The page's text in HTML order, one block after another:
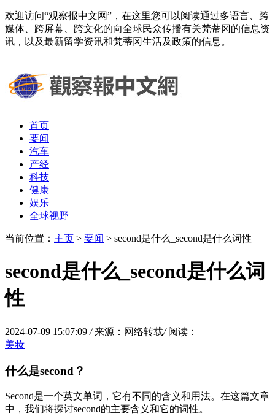
欢迎访问“观察报中文网”，在这里您可以阅读通过多语言、跨
媒体、跨屏幕、跨文化的向全球民众传播有关梵蒂冈的信息资
讯，以及最新留学资讯和梵蒂冈生活及政策的信息。
首页
要闻
汽车
产经
科技
健康
娱乐
全球视野
当前位置： 主页 > 要闻 > second是什么_second是什么词性
second是什么_second是什么词
性
2024-07-09 15:07:09 / 来源：网络转载/ 阅读：
美妆
什么是second？
Second是一个英文单词，它有不同的含义和用法。在这篇文章
中，我们将探讨second的主要含义和它的词性。